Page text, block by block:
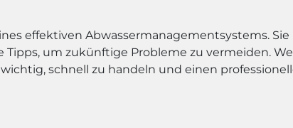
effektiven Abwassermanagementsystems.
um zukünftige Probleme zu vermeiden.
schnell zu handeln und einen